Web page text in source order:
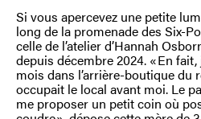
Si vous apercevez une petite
long de la promenade des Six-
celle de l’atelier d’Hannah
depuis décembre 2024. « En fait,
mois dans l’arrière-boutique du
occupait le local avant moi. Le
me proposer un petit coin où